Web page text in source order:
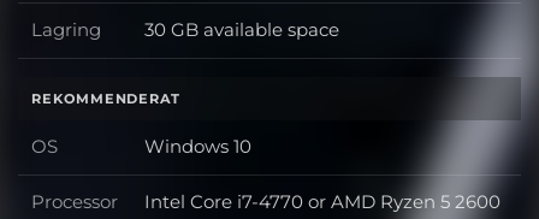
Lagring Lagring
30 GB available space
REKOMMENDERAT
OS OS
Windows 10
Processor Processor
Intel Core i7-4770 or AMD Ryzen 5 2600